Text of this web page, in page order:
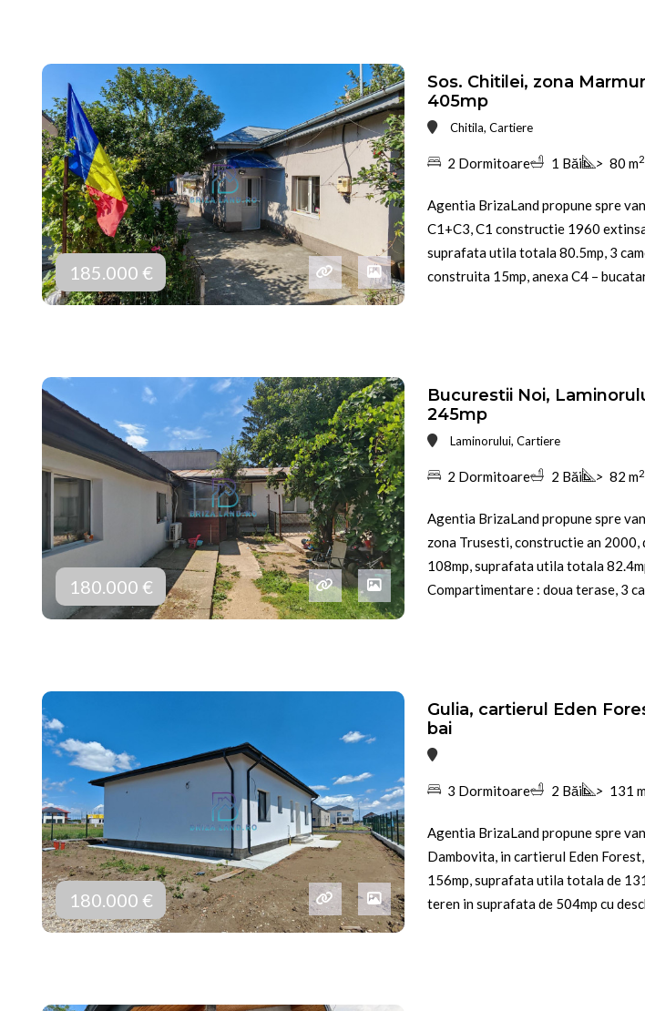
185.000 €
Sos. Chitilei, zona
405mp
Chitila, Cartiere
2 Dormitoare 1 Băi > 80 m2
Agentia BrizaLand propune spre
C1+C3, C1 constructie 1960
suprafata utila totala 80.5mp, 3
construita 15mp, anexa C4 –
180.000 €
Bucurestii Noi,
245mp
Laminorului, Cartiere
2 Dormitoare 2 Băi > 82 m2
Agentia BrizaLand propune spre
zona Trusesti, constructie an
108mp, suprafata utila totala
Compartimentare : doua terase, 3
180.000 €
Gulia, cartierul Eden
bai
3 Dormitoare 2 Băi > 131
Agentia BrizaLand propune spre
Dambovita, in cartierul Eden
156mp, suprafata utila totala de
teren in suprafata de 504mp cu